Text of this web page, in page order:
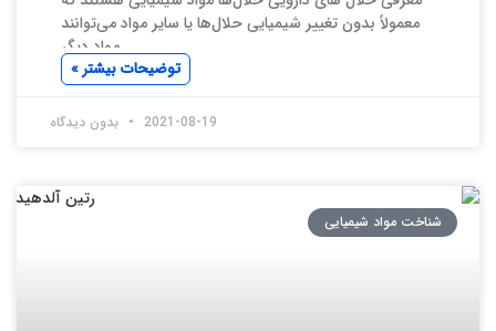
معمولاً بدون تغییر شیمیایی حلال‌ها یا سایر مواد می‌توانند
مواد دیگر
توضیحات بیشتر »
2021-08-19 بدون دیدگاه
شناخت مواد شیمیایی